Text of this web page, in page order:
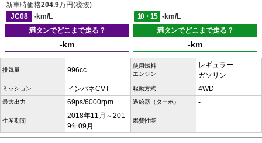
新車時価格204.9万円(税抜)
JC08
-km/L 10・15
-km/L
満タンでどこまで走る？
-km
満タンでどこまで走る？
-km
排気量 996cc
使用燃料
エンジン
レギュラー
ガソリン
ミッション インパネCVT 駆動方式 4WD
最大出力 69ps/6000rpm 過給器（ターボ） -
生産期間
2018年11月～201
9年09月
燃費性能 -